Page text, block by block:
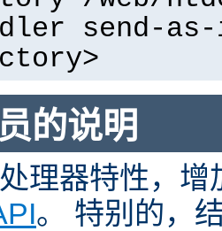
send-
的说明
理器特性，增
。 特别的，